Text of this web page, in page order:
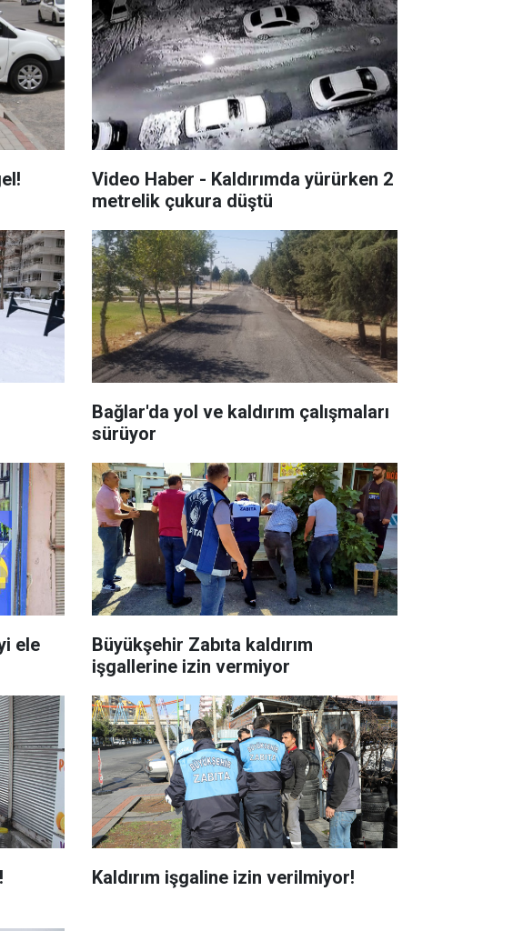
Video Haber - Kaldırımda yürürken 2
metrelik çukura düştü
Bağlar'da yol ve kaldırım çalışmaları
sürüyor
ele
Büyükşehir Zabıta kaldırım
işgallerine izin vermiyor
Kaldırım işgaline izin verilmiyor!